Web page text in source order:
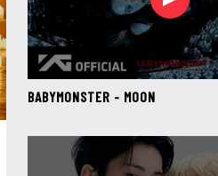
BABYMONSTER - MOON